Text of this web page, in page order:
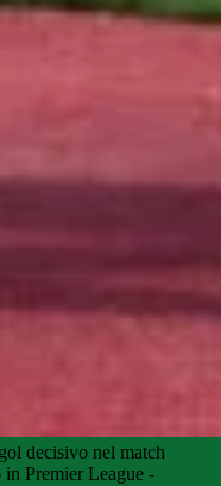
decisivo nel match
Premier League -